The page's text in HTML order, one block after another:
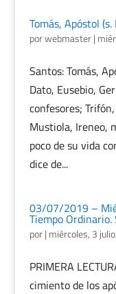
Tomás, Apóstol (s.
porwebmaster|
Santos: Tomás,
Dato, Eusebio,
confesores;
Mustiola, Ireneo,
poco de su vida
dice de...
03/07/2019 –
Tiempo Ordinario.
por| miércoles, 3
PRIMERA
cimiento de los